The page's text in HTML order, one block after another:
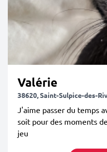
Valérie
38620, Saint-Sulpice-des-
J'aime passer du temps
soit pour des moments
jeu